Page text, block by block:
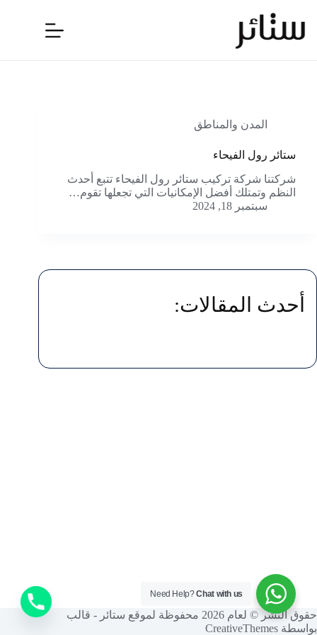
إلى
المحتوى
المدن والمناطق
ستائر رول الفيحاء
شركتنا شركة تركيب ستائر رول الفيحاء تتبع أحدث
النظم وتمتلك أفضل الإمكانيات التي تجعلها تقوم…
سبتمبر 18, 2024
أحدث المقالات:
حقوق النشر © لعام 2026 محفوظة لموقع ستائر - قالب
بواسطة CreativeThemes
Need Help?Chat with us